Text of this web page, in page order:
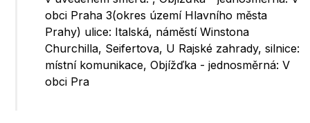
obci Praha 3(okres území Hlavního města
Prahy) ulice: Italská, náměstí Winstona
Churchilla, Seifertova, U Rajské zahrady, silnice:
místní komunikace, Objížďka - jednosměrná: V
obci Pra